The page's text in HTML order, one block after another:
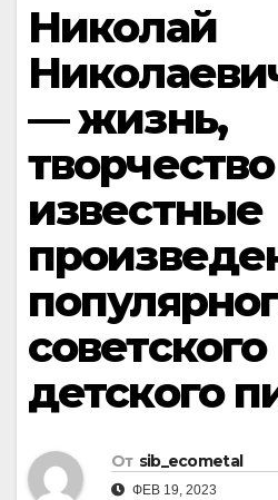
Николай
— жизнь,
известные
советского
детского
От sib_ecometal
ФЕВ 19, 2023